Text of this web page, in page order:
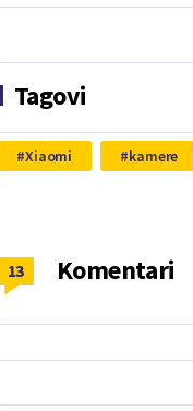
Tagovi
Xiaomi kamere
Komentari
13